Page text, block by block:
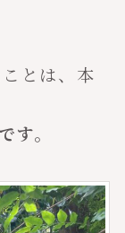
とは、本
す。